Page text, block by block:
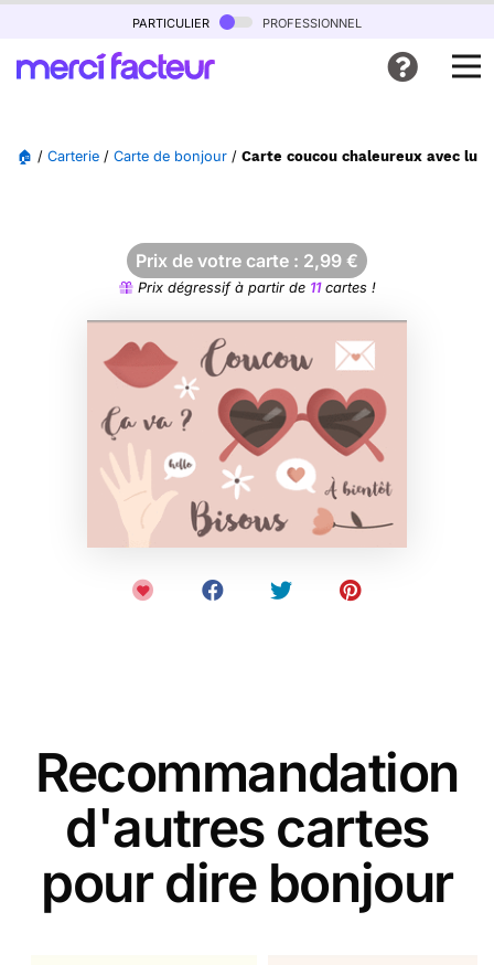
particulier professionnel
🏠 / Carterie / Carte de bonjour / Carte coucou chaleureux avec
Prix de votre carte : 2,99 €
Prix dégressif à partir de 11cartes !
Recommandation
d'autres cartes
pour dire bonjour